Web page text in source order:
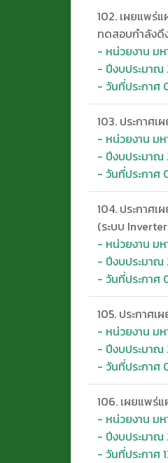
102. เผยแพร่
ทดสอบกำลังดึ
- หน่วยงาน ม
- ปีงบประมาณ
- วันที่ประกา
103. ประกาศ
- หน่วยงาน ม
- ปีงบประมาณ
- วันที่ประกาศ
104. ประกาศ
(ระบบ
- หน่วยงาน ม
- ปีงบประมาณ
- วันที่ประกาศ
105. ประกาศ
- หน่วยงาน ม
- ปีงบประมาณ
- วันที่ประกาศ
106. เผยแพร่
- หน่วยงาน ม
- ปีงบประมาณ
- วันที่ประกาศ